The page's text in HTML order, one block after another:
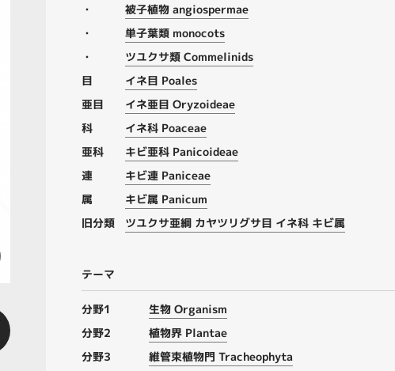
・
被子植物 angiospermae
・
単子葉類 monocots
・
ツユクサ類 Commelinids
目
イネ目 Poales
亜目
イネ亜目 Oryzoideae
科
イネ科 Poaceae
亜科
キビ亜科 Panicoideae
連
キビ連 Paniceae
属
キビ属 Panicum
旧分類
ツユクサ亜綱 カヤツリグサ目 イネ科 キビ属
テーマ
分野1
生物 Organism
分野2
植物界 Plantae
分野3
維管束植物門 Tracheophyta